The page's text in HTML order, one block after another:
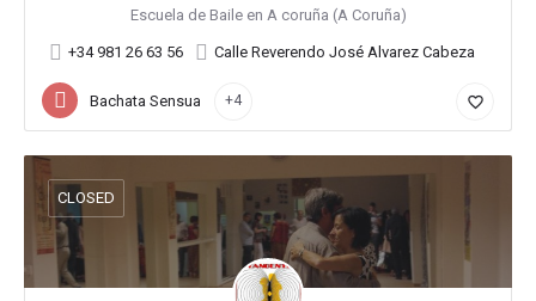
Escuela de Baile en A coruña (A Coruña)
+34 981 26 63 56 Calle Reverendo José Alvarez Cabeza
Bachata Sensual +4 favorite_border
CLOSED